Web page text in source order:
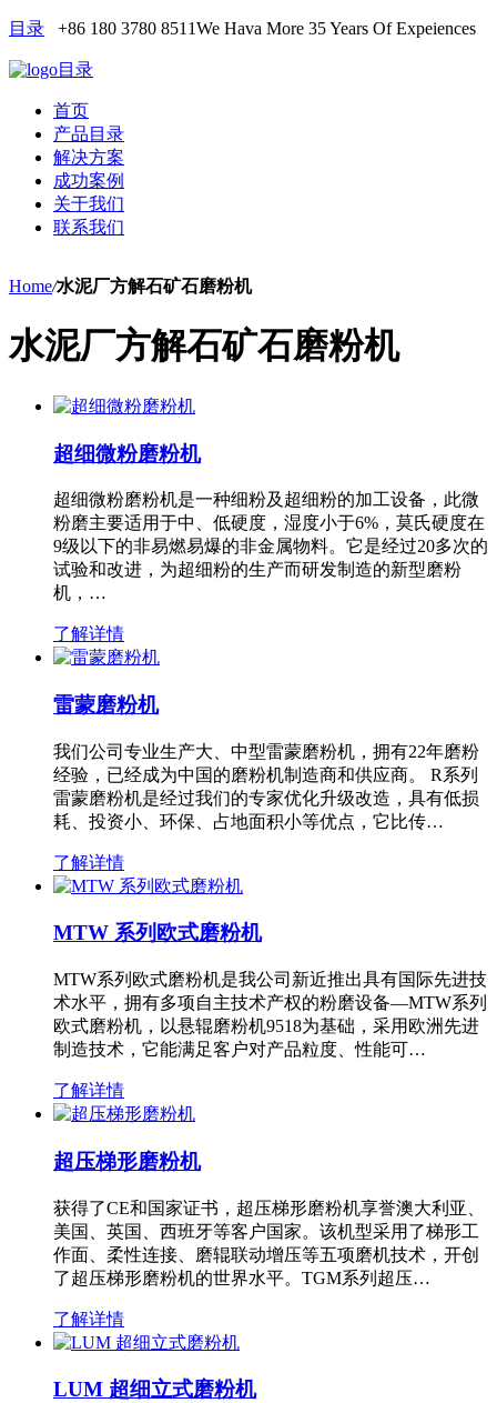
目录 +86 180 3780 8511We Hava More 35 Years Of Expeiences
目录
首页
产品目录
解决方案
成功案例
关于我们
联系我们
Home/水泥厂方解石矿石磨粉机
水泥厂方解石矿石磨粉机
超细微粉磨粉机
超细微粉磨粉机是一种细粉及超细粉的加工设备，此微
粉磨主要适用于中、低硬度，湿度小于6%，莫氏硬度在
9级以下的非易燃易爆的非金属物料。它是经过20多次的
试验和改进，为超细粉的生产而研发制造的新型磨粉
机，…
了解详情
雷蒙磨粉机
我们公司专业生产大、中型雷蒙磨粉机，拥有22年磨粉
经验，已经成为中国的磨粉机制造商和供应商。 R系列
雷蒙磨粉机是经过我们的专家优化升级改造，具有低损
耗、投资小、环保、占地面积小等优点，它比传…
了解详情
MTW 系列欧式磨粉机
MTW系列欧式磨粉机是我公司新近推出具有国际先进技
术水平，拥有多项自主技术产权的粉磨设备—MTW系列
欧式磨粉机，以悬辊磨粉机9518为基础，采用欧洲先进
制造技术，它能满足客户对产品粒度、性能可…
了解详情
超压梯形磨粉机
获得了CE和国家证书，超压梯形磨粉机享誉澳大利亚、
美国、英国、西班牙等客户国家。该机型采用了梯形工
作面、柔性连接、磨辊联动增压等五项磨机技术，开创
了超压梯形磨粉机的世界水平。TGM系列超压…
了解详情
LUM 超细立式磨粉机